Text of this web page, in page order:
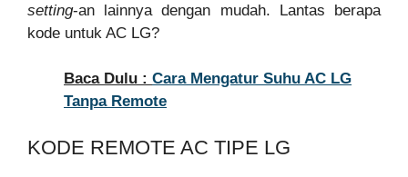
setting-an lainnya dengan mudah. Lantas berapa
kode untuk AC LG?
Baca Dulu : Cara Mengatur Suhu AC LG
Tanpa Remote
KODE REMOTE AC TIPE LG